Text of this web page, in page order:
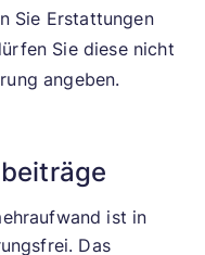
Sie Erstattungen
Sie diese nicht
angeben.
ist in
Das